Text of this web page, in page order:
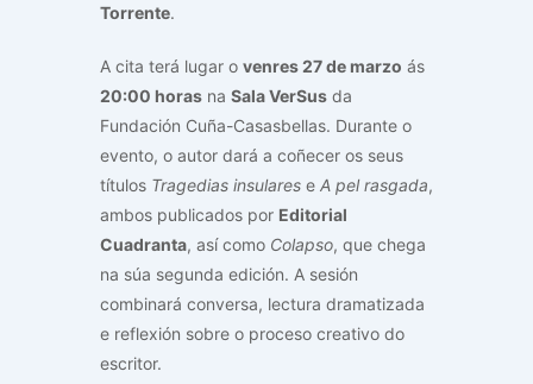
Torrente.
A cita terá lugar o venres 27 de marzo ás
20:00 horas na Sala VerSus da
Fundación Cuña-Casasbellas. Durante o
evento, o autor dará a coñecer os seus
títulos Tragedias insulares e A pel rasgada,
ambos publicados por Editorial
Cuadranta, así como Colapso, que chega
na súa segunda edición. A sesión
combinará conversa, lectura dramatizada
e reflexión sobre o proceso creativo do
escritor.